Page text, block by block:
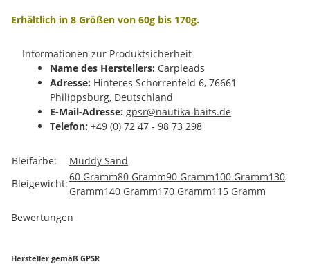
Erhältlich in 8 Größen von 60g bis 170g.
Informationen zur Produktsicherheit
Name des Herstellers: Carpleads
Adresse: Hinteres Schorrenfeld 6, 76661
Philippsburg, Deutschland
E-Mail-Adresse: gpsr@nautika-baits.de
Telefon: +49 (0) 72 47 - 98 73 298
Produkteigenschaft
Wert
Bleifarbe:
Muddy Sand
Bleigewicht:
60 Gramm80 Gramm90 Gramm100 Gramm130
Gramm140 Gramm170 Gramm115 Gramm
Bewertungen
Hersteller gemäß GPSR